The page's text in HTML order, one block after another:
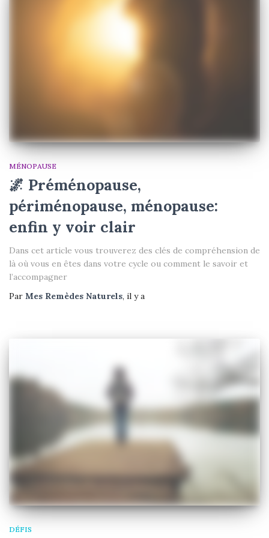
MÉNOPAUSE
🌌 Préménopause,
périménopause, ménopause:
enfin y voir clair
Dans cet article vous trouverez des clés de compréhension de
là où vous en êtes dans votre cycle ou comment le savoir et
l’accompagner
Par Mes Remèdes Naturels, il y a
DÉFIS